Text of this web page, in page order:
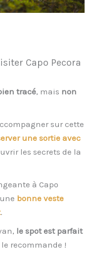
Capo Pecora
tracé, mais non
sur cette
une sortie avec
les secrets de la
à Capo
bonne veste
.
le spot est parfait
recommande !